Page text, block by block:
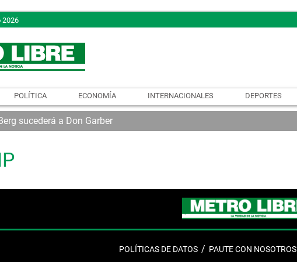
2026
POLÍTICA ECONOMÍA INTERNACIONALES DEPORTES
sucederá a Don Garber
POLÍTICAS DE DATOS PAUTE CON NOSOTROS